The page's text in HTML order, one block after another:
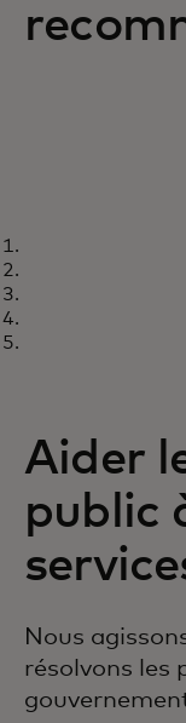
Restez
et
Aider
public
Nous
résolvons les